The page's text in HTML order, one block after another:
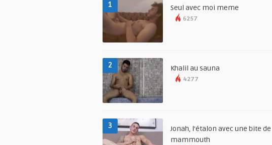
1 Seul avec moi meme
6257
2 Khalil au sauna
4277
3
Jonah, l’étalon avec une bite de
mammouth